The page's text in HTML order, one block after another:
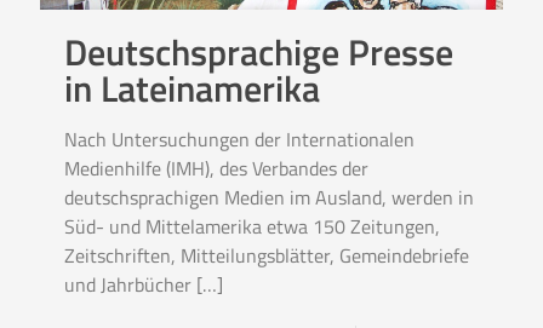
Deutschsprachige Presse
in Lateinamerika
Nach Untersuchungen der Internationalen
Medienhilfe (IMH), des Verbandes der
deutschsprachigen Medien im Ausland, werden in
Süd- und Mittelamerika etwa 150 Zeitungen,
Zeitschriften, Mitteilungsblätter, Gemeindebriefe
und Jahrbücher […]